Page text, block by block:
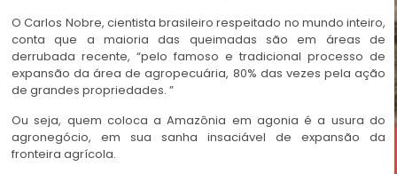
O Carlos Nobre, cientista brasileiro respeitado no mundo inteiro,
conta que a maioria das queimadas são em áreas de
derrubada recente, “pelo famoso e tradicional processo de
expansão da área de agropecuária, 80% das vezes pela ação
de grandes propriedades. ”
Ou seja, quem coloca a Amazônia em agonia é a usura do
agronegócio, em sua sanha insaciável de expansão da
fronteira agrícola.